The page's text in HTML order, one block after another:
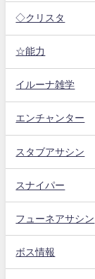
◇クリスタ
☆能力
イルーナ雑学
エンチャンター
スタブアサシン
スナイパー
フューネアサシン
ボス情報